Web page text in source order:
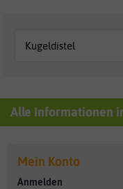
Alle Informationen
Mein Konto
Anmelden